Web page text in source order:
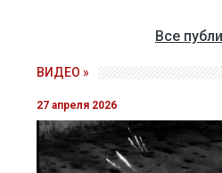
Все
ВИДЕО »
27 апреля 2026